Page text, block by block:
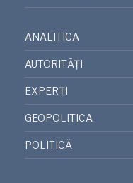
ANALITICA
AUTORITĂȚI
EXPERȚI
GEOPOLITICA
POLITICĂ